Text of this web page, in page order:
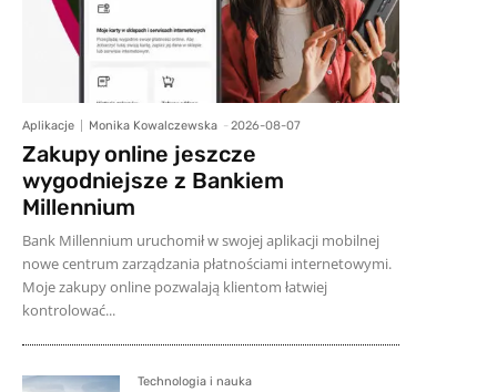
Aplikacje Monika Kowalczewska - 2026-08-07
Zakupy online jeszcze
wygodniejsze z Bankiem
Millennium
Bank Millennium uruchomił w swojej aplikacji mobilnej
nowe centrum zarządzania płatnościami internetowymi.
Moje zakupy online pozwalają klientom łatwiej
kontrolować...
Technologia i nauka